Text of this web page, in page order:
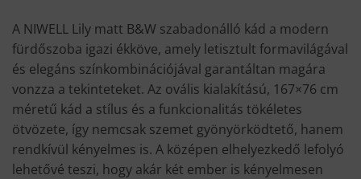
A NIWELL Lily matt B&W szabadonálló kád a modern
fürdőszoba igazi ékköve, amely letisztult formavilágával
és elegáns színkombinációjával garantáltan magára
vonzza a tekinteteket. Az ovális kialakítású, 167×76 cm
méretű kád a stílus és a funkcionalitás tökéletes
ötvözete, így nemcsak szemet gyönyörködtető, hanem
rendkívül kényelmes is. A középen elhelyezkedő lefolyó
lehetővé teszi, hogy akár két ember is kényelmesen